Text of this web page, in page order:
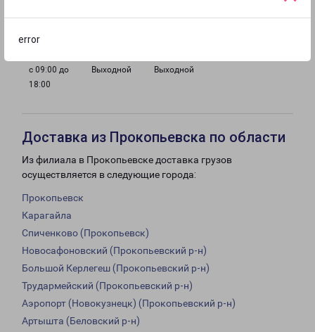
error
с 09:00 до
18:00
Выходной Выходной
Доставка из Прокопьевска по области
Из филиала в Прокопьевске доставка грузов
осуществляется в следующие города:
Прокопьевск
Карагайла
Спиченково (Прокопьевск)
Новосафоновский (Прокопьевский р-н)
Большой Керлегеш (Прокопьевский р-н)
Трудармейский (Прокопьевский р-н)
Аэропорт (Новокузнецк) (Прокопьевский р-н)
Артышта (Беловский р-н)